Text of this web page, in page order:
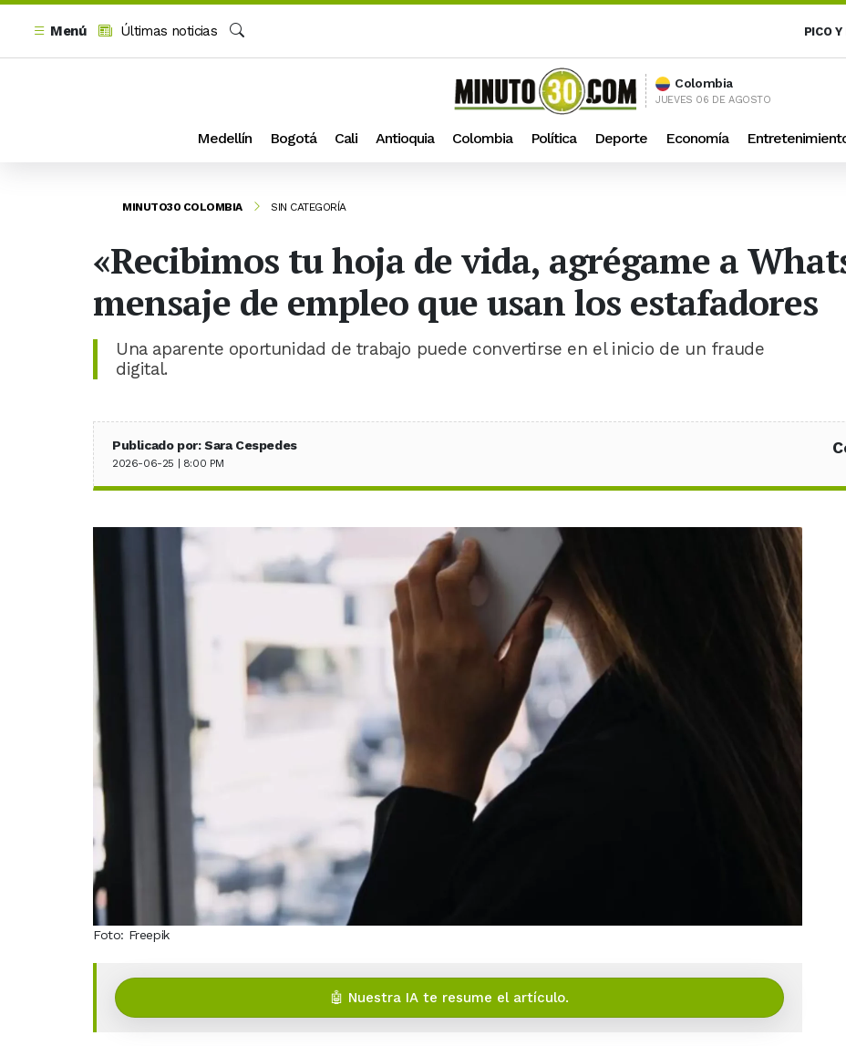
Menú
Últimas noticias
PICO
Colombia
JUEVES 06 DE AGOSTO
Medellín Bogotá Cali Antioquia Colombia Política Deporte Economía
MINUTO30 COLOMBIA SIN CATEGORÍA
«Recibimos tu hoja de vida, agrégame a
mensaje de empleo que usan los estafadores
Una aparente oportunidad de trabajo puede convertirse en el inicio de un fraude
digital.
Publicado por: Sara Cespedes
2026-06-25 | 8:00 PM
Foto: Freepik
🤖 Nuestra IA te resume el artículo.